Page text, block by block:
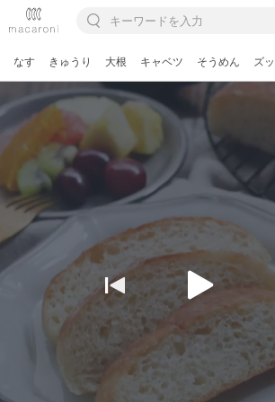
なす きゅうり 大根 キャベツ そうめん ズ